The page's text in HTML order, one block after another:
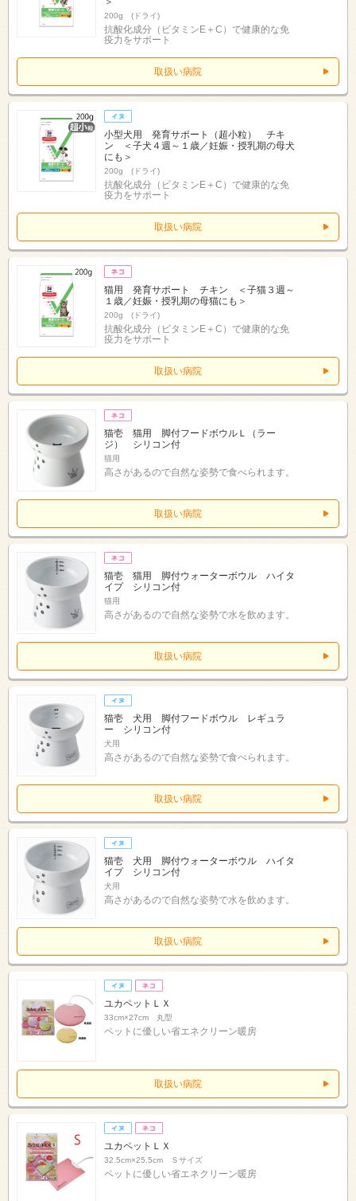
200g (ドライ)
抗酸化成分（ビタミンE＋C）で健康的な免
疫力をサポート
取扱い病院
小型犬用 発育サポート（超小粒） チキ
ン ＜子犬４週～１歳／妊娠・授乳期の母犬
にも＞
200g (ドライ)
抗酸化成分（ビタミンE＋C）で健康的な免
疫力をサポート
取扱い病院
猫用 発育サポート チキン ＜子猫３週～
１歳／妊娠・授乳期の母猫にも＞
200g (ドライ)
抗酸化成分（ビタミンE＋C）で健康的な免
疫力をサポート
取扱い病院
猫壱 猫用 脚付フードボウルＬ（ラー
ジ） シリコン付
猫用
高さがあるので自然な姿勢で食べられます。
取扱い病院
猫壱 猫用 脚付ウォーターボウル ハイタ
イプ シリコン付
猫用
高さがあるので自然な姿勢で水を飲めます。
取扱い病院
猫壱 犬用 脚付フードボウル レギュラ
ー シリコン付
犬用
高さがあるので自然な姿勢で食べられます。
取扱い病院
猫壱 犬用 脚付ウォーターボウル ハイタ
イプ シリコン付
犬用
高さがあるので自然な姿勢で水を飲めます。
取扱い病院
ユカペットＬＸ
33cm×27cm 丸型
ペットに優しい省エネクリーン暖房
取扱い病院
ユカペットＬＸ
32.5cm×25.5cm Ｓサイズ
ペットに優しい省エネクリーン暖房